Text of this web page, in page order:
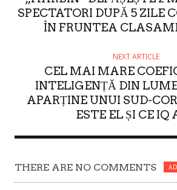
SPECTATORI DUPĂ 5 ZILE
ÎN FRUNTEA
NEXT ARTICLE
CEL MAI MARE
INTELIGENȚĂ DIN
APARȚINE UNUI SUD-
ESTE EL ȘI CE IQ
THERE ARE NO COMMENTS